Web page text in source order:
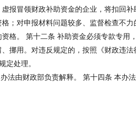
报冒领财政补助资金的企业，将扣回补
；对申报材料问题较多、监督检查不力
格。 第十二条 补助资金必须专款专用
挪用。对违反规定的，按照《财政违法
定处理。
法由财政部负责解释。 第十四条 本办